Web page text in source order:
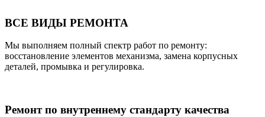
ВСЕ ВИДЫ РЕМОНТА
Мы выполняем полный спектр работ по ремонту:
восстановление элементов механизма, замена корпусных
деталей, промывка и регулировка.
Ремонт по внутреннему стандарту качества